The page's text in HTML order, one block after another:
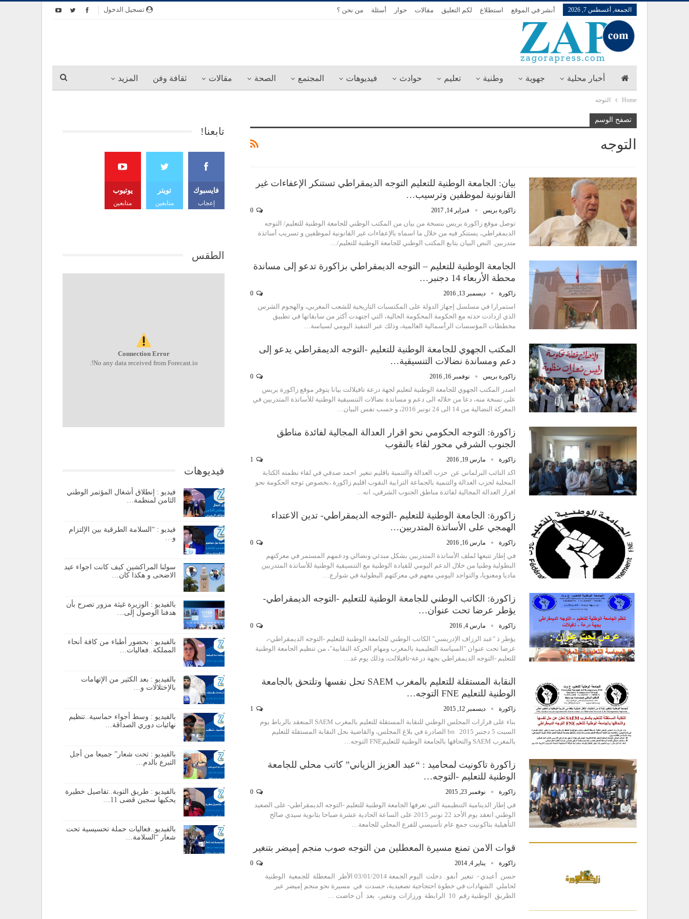
تسجيل الدخول الجمعة, أغسطس 7, 2026 أنشر في الموقع استطلاع لكم التعليق مقالات حوار أسئلة من نحن ؟
أخبار محلية جهوية وطنية تعليم حوادث فيديوهات المجتمع الصحة مقالات ثقافة وفن المزيد
Home التوجه
تصفح الوسم
التوجه
بيان: الجامعة الوطنية للتعليم التوجه الديمقراطي تستنكر الإعفاءات غير
القانونية لموظفين وترسيب…
زاكورة بريس فبراير 14, 2017
توصل موقع زاكورة بريس بنسخة من بيان من المكتب الوطني للجامعة الوطنية للتعليم/ التوجه
الديمقراطي، يستنكر فيه من خلال ما اسماه بالإعفاءات غير القانونية لموظفين و تسريب أساتذة
متدربين. النص البيان يتابع المكتب الوطني للجامعة الوطنية للتعليم/…
الجامعة الوطنية للتعليم – التوجه الديمقراطي بزاكورة تدعو إلى مساندة
محطة الأربعاء 14 دجنبر…
زاكورة ديسمبر 13, 2016
استمرارا في مسلسل إجهاز الدولة على المكتسبات التاريخية للشعب المغربي، والهجوم الشرس
الذي ازدادت حدته مع الحكومة المحكومة الحالية، التي اجتهدت أكثر من سابقاتها في تطبيق
مخططات المؤسسات الرأسمالية العالمية، وذلك عبر التنفيذ اليومي لسياسة…
المكتب الجهوي للجامعة الوطنية للتعليم -التوجه الديمقراطي يدعو إلى
دعم ومساندة نضالات التنسيقية…
زاكورة بريس نوفمبر 16, 2016
اصدر المكتب الجهوي للجامعة الوطنية لتعليم لجهة درعة تافيلالت بيانا يتوفر موقع زاكورة بريس
على نسخة منه، دعا من خلاله الى دعم و مساندة نضالات التنسيقية الوطنية للأساتذة المتدربين في
المعركة النضالية من 14 الى 24 نونبر 2016، و حسب نفس البيان…
زاكورة: التوجه الحكومي نحو اقرار العدالة المجالية لفائدة مناطق
الجنوب الشرقي محور لقاء بالنقوب
زاكورة مارس 19, 2016
اكد النائب البرلماني عن حزب العدالة والتنمية باقليم تنغير احمد صدقي في لقاء نظمته الكتابة
المحلية لحزب العدالة والتنمية بالجماعة الترابية النقوب اقليم زاكورة ،بخصوص توجه الحكومة نحو
اقرار العدالة المجالية لفائدة مناطق الجنوب الشرقي، انه…
زاكورة: الجامعة الوطنية للتعليم -التوجه الديمقراطي- تدين الاعتداء
الهمجي على الأساتذة المتدربين…
زاكورة مارس 16, 2016
في إطار تتبعها لملف الأساتذة المتدربين بشكل مبدئي ونضالي ودعمهم المستمر في معركتهم
البطولية وطنيا من خلال الدعم اليومي للقيادة الوطنية مع التنسيقية الوطنية للأساتذة المتدربين
ماديا ومعنويا، والتواجد اليومي معهم في معركتهم البطولية في شوارع…
زاكورة: الكاتب الوطني للجامعة الوطنية للتعليم -التوجه الديمقراطي-
يؤطر عرضا تحت عنوان…
زاكورة مارس 4, 2016
يؤطر ذ "عبد الرزاف الإدريسي" الكاتب الوطني للجامعة الوطنية للتعليم -التوجه الديمقراطي-،
عرضا تحت عنوان "السياسة التعليمية بالمغرب ومهام الحركة النقابية"، من تنظيم الجامعة الوطنية
للتعليم -التوجه الديمقراطي بجهة درعة-تافيلالت، وذلك يوم غد…
النقابة المستقلة للتعليم بالمغرب SAEM تحل نفسها وتلتحق بالجامعة
الوطنية للتعليم FNE التوجه…
زاكورة ديسمبر 12, 2015
بناء على قرارات المجلس الوطني للنقابة المستقلة للتعليم بالمغرب SAEM المنعقد بالرباط يوم
السبت 5 دجنبر 2015 bn الصادرة في بلاغ المجلس، والقاضية بحل النقابة المستقلة للتعليم
بالمغرب SAEM والتحاقها بالجامعة الوطنية للتعليمFNE التوجه…
زاكورة تاكونيت لمحاميد : “عبد العزيز الزياني” كاتب محلي للجامعة
الوطنية للتعليم -التوجه…
زاكورة نوفمبر 23, 2015
في إطار الدينامية التنظيمية التي تعرفها الجامعة الوطنية للتعليم -التوجه الديمقراطي- على الصعيد
الوطني انعقد يوم الأحد 22 نونبر 2015 على الساعة الحادية عشرة صباحا بثانوية سيدي صالح
التأهيلية بتاكونيت جمع عام تأسيسي للفرع المحلي للجامعة…
قوات الامن تمنع مسيرة المعطلين من التوجه صوب منجم إميضر بتنغير
زاكورة يناير 4, 2014
حسن أعبدي - تنغير أنفو . دخلت اليوم الجمعة 03/01/2014 الأطر المعطلة للجمعية الوطنية
لحاملي الشهادات في خطوة احتجاجية تصعيدية، جسدت في مسيرة نحو منجم إميضر عبر
الطريق الوطنية رقم 10 الرابطة ورزازات وتنغير، بعد أن خاضت …
تابعنا!
فايسبوك
إعجاب
تويتر
متابعين
يوتيوب
متابعين
الطقس
Connection Error
No any data received from Forecast.io!.
فيديوهات
فيديو : إنطلاق أشغال المؤتمر الوطني
الثامن لمنظمة…
فيديو : “السلامة الطرقية بين الإلتزام
و…
سولنا المراكشين كيف كانت اجواء عيد
الاضحى و هكذا كان…
بالفيديو : الوزيرة غيثة مزور تصرح بأن
هدفنا الوصول إلى…
بالفيديو : بحضور أطباء من كافة أنحاء
المملكة..فعاليات…
بالفيديو : بعد الكثير من الإتهامات
بالإختلالات و…
بالفيديو : وسط أجواء حماسية..تنظيم
نهائيات دوري الصداقة…
بالفيديو : تحت شعار” جميعا من أجل
التبرع بالدم…
بالفيديو : طريق التوبة..تفاصيل خطيرة
يحكيها سجين قضى 11…
بالفيديو..فعاليات حملة تحسيسية تحت
شعار “السلامة…